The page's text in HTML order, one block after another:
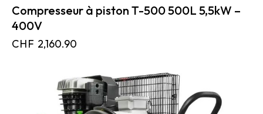
Compresseur à piston T-500 500L 5,5kW –
400V
CHF 2,160.90